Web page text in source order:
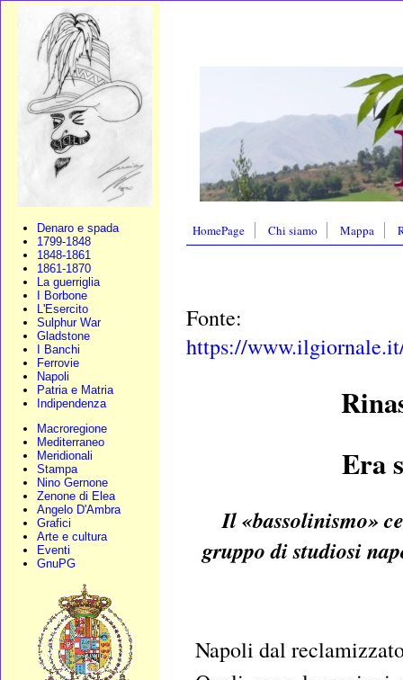
Denaro e spada
1799-1848
1848-1861
1861-1870
La guerriglia
I Borbone
L'Esercito
Sulphur War
Gladstone
I Banchi
Ferrovie
Napoli
Patria e Matria
Indipendenza
Macroregione
Mediterraneo
Meridionali
Stampa
Nino Gernone
Zenone di Elea
Angelo D'Ambra
Grafici
Arte e cultura
Eventi
GnuPG
HomePage Chi siamo Mappa
Fonte:
https://
Era
Il «bassolinismo»
gruppo di studiosi
Napoli dal